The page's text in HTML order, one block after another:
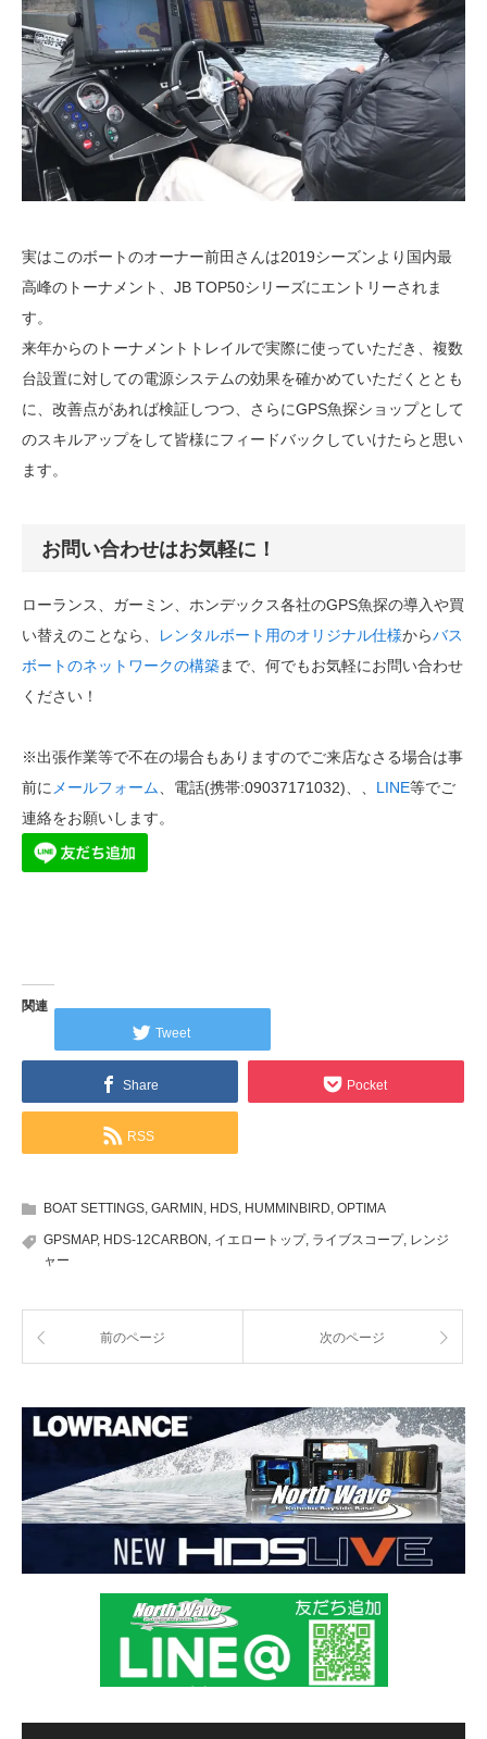
実はこのボートのオーナー前田さんは2019シーズンより国内最
高峰のトーナメント、JB TOP50シリーズにエントリーされま
す。
来年からのトーナメントトレイルで実際に使っていただき、複数
台設置に対しての電源システムの効果を確かめていただくととも
に、改善点があれば検証しつつ、さらにGPS魚探ショップとして
のスキルアップをして皆様にフィードバックしていけたらと思い
ます。
お問い合わせはお気軽に！
ローランス、ガーミン、ホンデックス各社のGPS魚探の導入や買
い替えのことなら、
レンタルボート用のオリジナル仕様からバス
ボートのネットワークの構築まで、何でもお気軽にお問い合わせ
ください！
※出張作業等で不在の場合もありますのでご来店なさる場合は事
前にメールフォーム、電話(携帯:09037171032)、、 LINE等でご
連絡をお願いします。
関連
Tweet
Share Pocket
RSS
BOAT SETTINGS GARMIN HDS HUMMINBIRD OPTIMA
GPSMAP, HDS-12CARBON イエロートップ, ライブスコープ, レンジ
ャー
前のページ 次のページ